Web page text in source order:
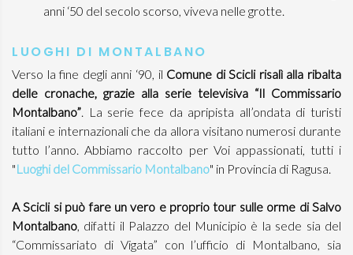
anni ‘50 del secolo scorso, viveva nelle grotte.
LUOGHI DI MONTALBANO
Verso la fine degli anni ‘90, il Comune di Scicli risalì alla ribalta
delle cronache, grazie alla serie televisiva “Il Commissario
Montalbano”. La serie fece da apripista all’ondata di turisti
italiani e internazionali che da allora visitano numerosi durante
tutto l’anno. Abbiamo raccolto per Voi appassionati, tutti i
"Luoghi del Commissario Montalbano" in Provincia di Ragusa.
A Scicli si può fare un vero e proprio tour sulle orme di Salvo
Montalbano, difatti il Palazzo del Municipio è la sede sia del
“Commissariato di Vigata” con l’ufficio di Montalbano, sia